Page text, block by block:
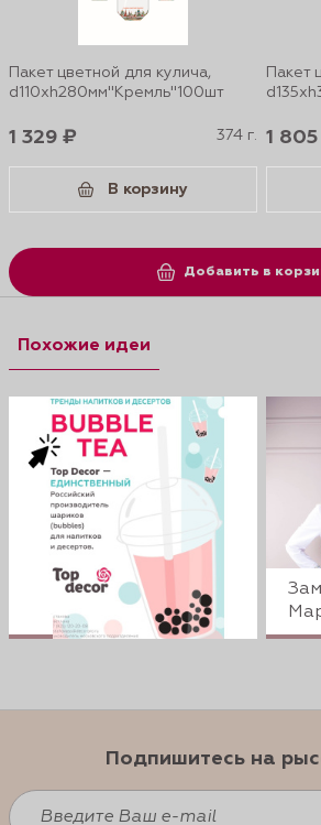
Пакет цветной для кулича,
d110хh280мм"Кремль"100шт
1 329 ₽ 374 г.
В корзину
Пакет
1
Добавить в
Похожие идеи
Подпишитесь на